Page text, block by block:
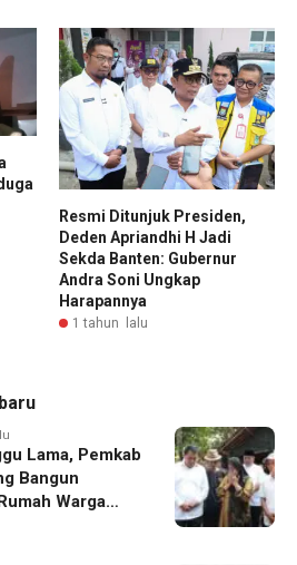
Resmi Ditunjuk Presiden,
Deden Apriandhi H Jadi
Sekda Banten: Gubernur
Andra Soni Ungkap
Harapannya
1 tahun lalu
Lama, Pemkab
Bangun
Warga
Akibat Puting